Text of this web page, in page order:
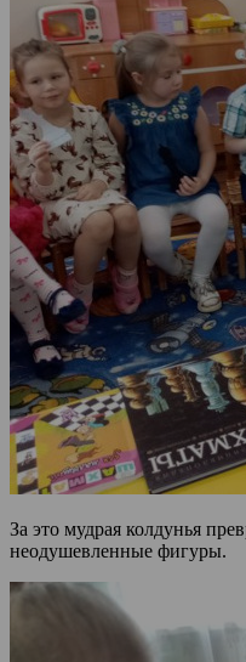
За это мудрая колдунья
неодушевленные фигуры.